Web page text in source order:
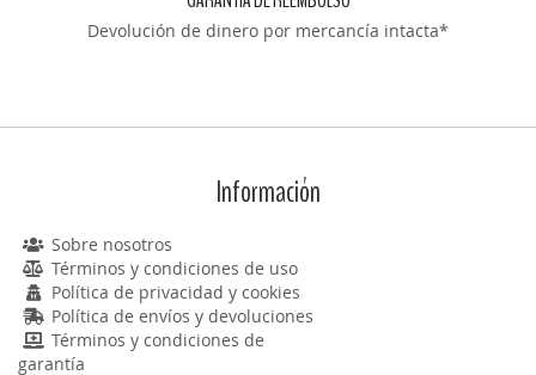
Devolución de dinero por mercancía intacta*
Información
Sobre nosotros
Términos y condiciones de uso
Política de privacidad y cookies
Política de envíos y devoluciones
Términos y condiciones de
garantía